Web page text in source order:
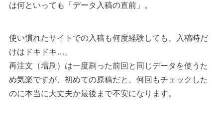
は何といっても「データ入稿の直前」。
使い慣れたサイトでの入稿も何度経験しても、入稿時だ
けはドキドキ…。
再注文（増刷）は一度刷った前回と同じデータを使うた
め気楽ですが、初めての原稿だと、何回もチェックした
のに本当に大丈夫か最後まで不安になります。